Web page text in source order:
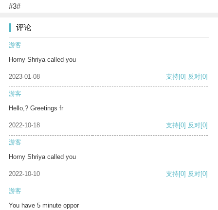
#3#
评论
游客
Horny Shriya called you
2023-01-08 支持[0] 反对[0]
游客
Hello,? Greetings fr
2022-10-18 支持[0] 反对[0]
游客
Horny Shriya called you
2022-10-10 支持[0] 反对[0]
游客
You have 5 minute oppor